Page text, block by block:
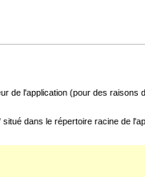
de l'application (pour des raisons
dans le répertoire racine de